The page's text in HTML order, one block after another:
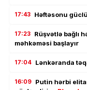
17:43 Həftəsonu
17:23 Rüşvətlə bağlı
məhkəməsi başlayır
17:04 Lənkəranda
16:09 Putin hərbi